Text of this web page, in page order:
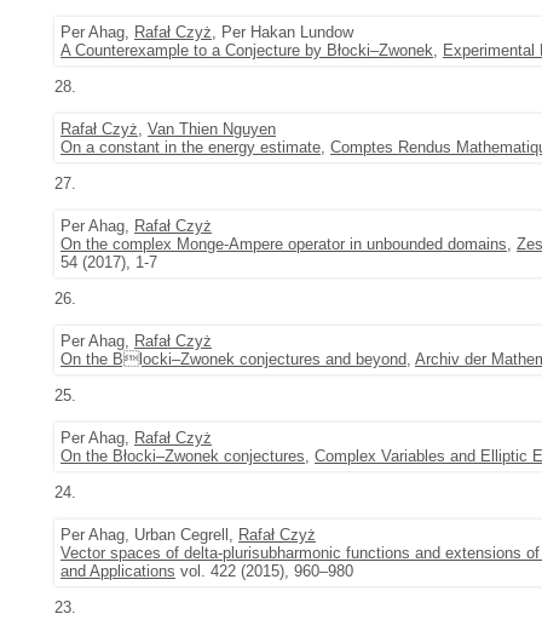
Per Ahag, Rafał Czyż, Per Hakan Lundow
A Counterexample to a Conjecture by Błocki–Zwonek, Experimental
28.
Rafał Czyż, Van Thien Nguyen
On a constant in the energy estimate, Comptes Rendus
27.
Per Ahag, Rafał Czyż
On the complex Monge-Ampere operator in unbounded domains,
54 (2017), 1-7
26.
Per Ahag, Rafał Czyż
On the Blocki–Zwonek conjectures and beyond, Archiv der
25.
Per Ahag, Rafał Czyż
On the Błocki–Zwonek conjectures, Complex Variables and Elliptic
24.
Per Ahag, Urban Cegrell, Rafał Czyż
Vector spaces of delta-plurisubharmonic functions and extensions
and Applications vol. 422 (2015), 960–980
23.